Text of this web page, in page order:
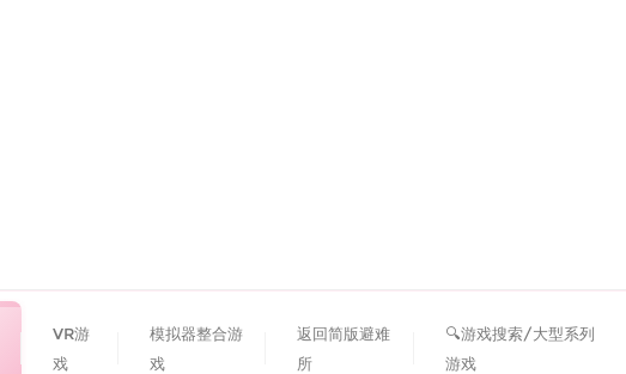
VR游
戏
模拟器整合游
戏
返回简版避难
所
🔍游戏搜索/大型系列
游戏